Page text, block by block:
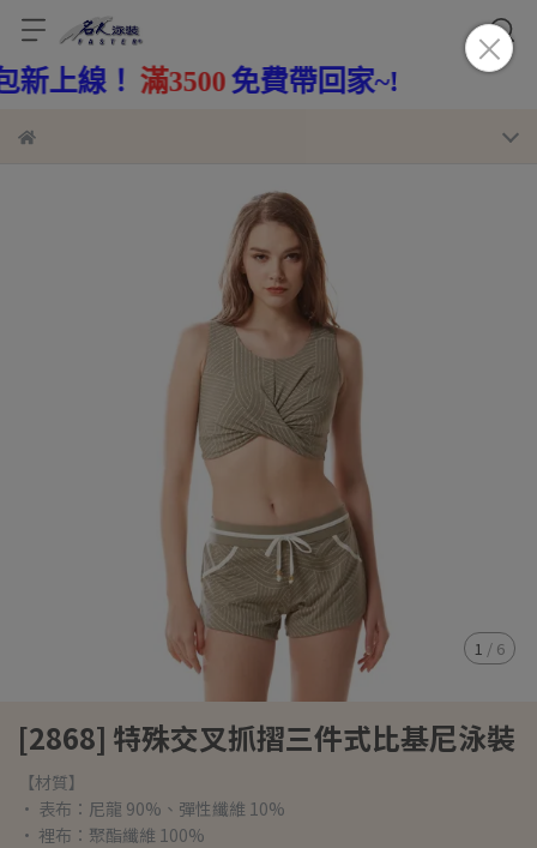
費帶回家~!
1 / 6
[2868] 特殊交叉抓摺三件式比基尼泳裝
【材質】
• 表布：尼龍 90%、彈性纖維 10%
• 裡布：聚酯纖維 100%